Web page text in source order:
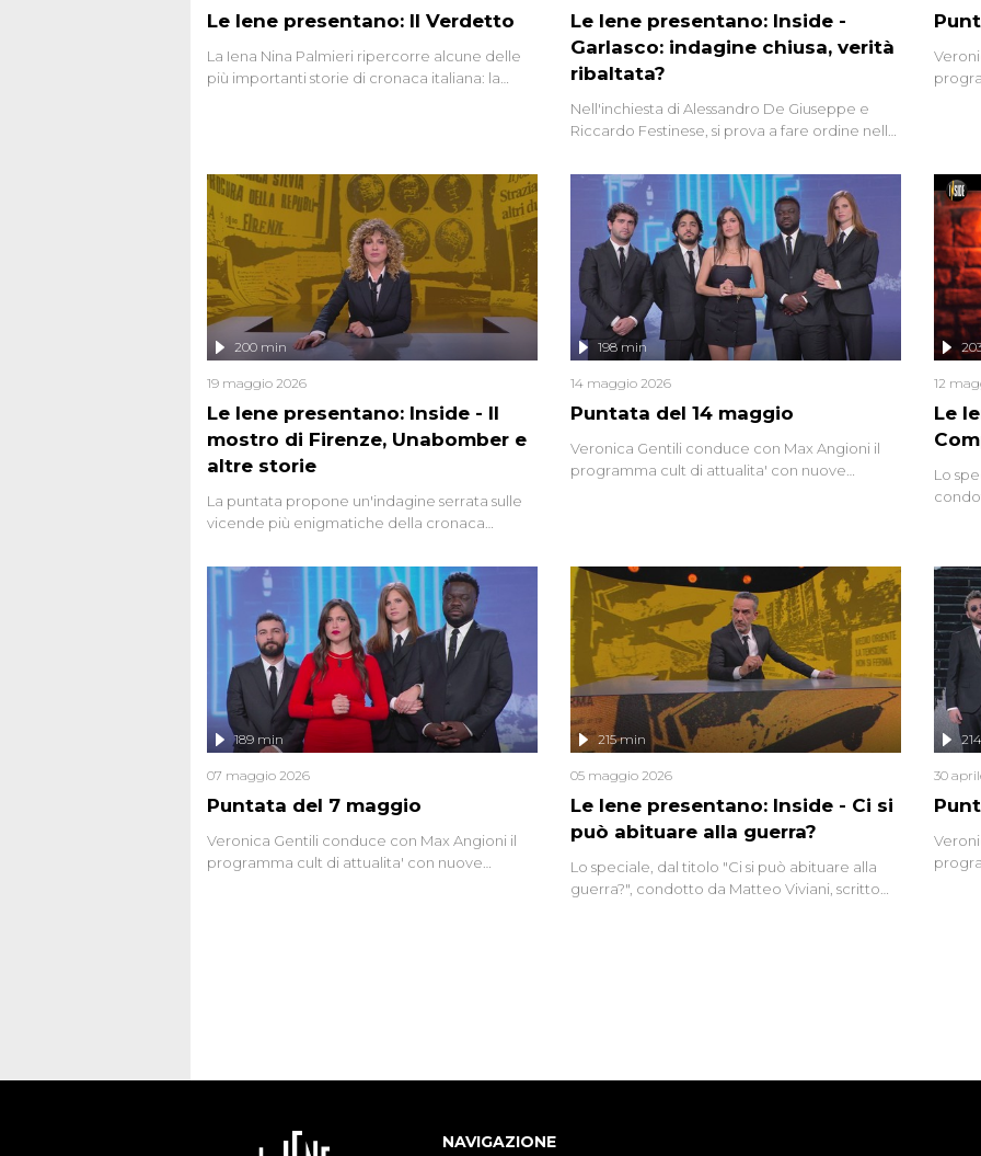
Le Iene presentano: Il Verdetto
La Iena Nina Palmieri ripercorre alcune delle
più importanti storie di cronaca italiana: la
Le Iene presentano: Inside -
Garlasco: indagine chiusa, verità
ribaltata?
Nell'inchiesta di Alessandro De Giuseppe e
Riccardo Festinese, si prova a fare ordine nella
continuano a emergere attorno a una delle
vicende giudiziarie più discusse degli ultimi
anni. Lo speciale ricostruisce la vicenda
mettendo in fila testimonianze, errori, dettagli
controversi e i protagonisti di un'indagine che
sembra non avere fine.
Le Iene presentano: Inside - Il
mostro di Firenze, Unabomber e
altre storie
200 min
19 maggio 2026
La puntata propone un'indagine serrata sulle
vicende più enigmatiche della cronaca
seriale responsabile di decine di attentati tra
gli anni '90 e il 2000 che, inquietantemente,
potrebbe essere ancora in libertà. Lo speciale
affronta inoltre le zone d'ombra sul Mostro di
Firenze, le cui responsabilità appaiono ancora
oggi avvolte in un groviglio di dubbi mai
chiariti. Nel corso dello speciale anche
l'intervista inedita a Olindo Romano, realizzata
ne...
Puntata del 14 maggio
198 min
14 maggio 2026
Veronica Gentili conduce con Max Angioni il
programma cult di attualita' con nuove
Le
12
Lo
e
Puntata del 7 maggio
189 min
07 maggio 2026
Veronica Gentili conduce con Max Angioni il
programma cult di attualita' con nuove
Le Iene presentano: Inside - Ci si
può abituare alla guerra?
215 min
05 maggio 2026
Lo speciale, dal titolo "Ci si può abituare alla
guerra?", condotto da Matteo Viviani, scritto
30
NAVIGAZIONE